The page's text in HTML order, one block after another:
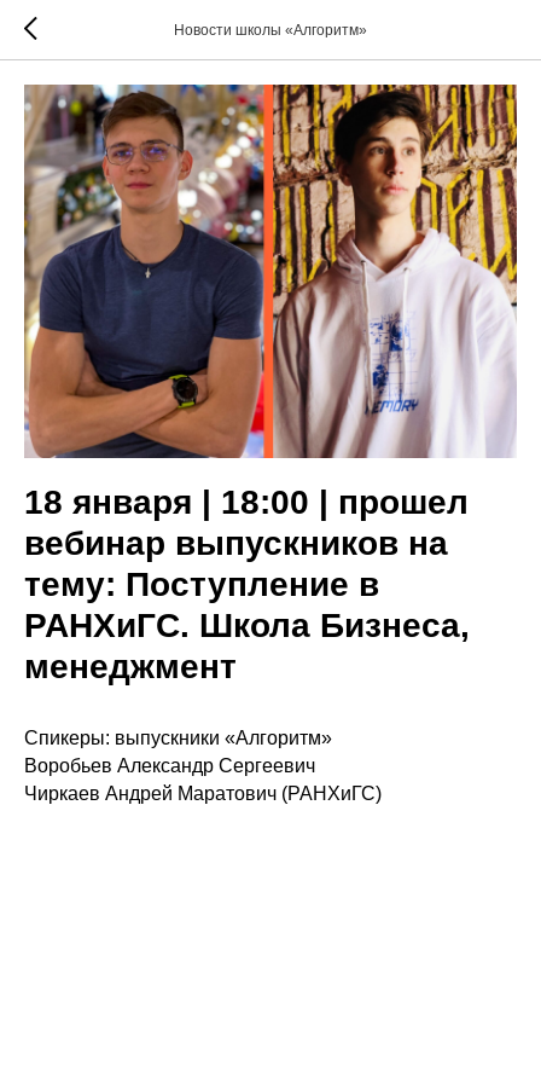
Новости школы «Алгоритм»
18 января | 18:00 | прошел
вебинар выпускников на
тему: Поступление в
РАНХиГС. Школа Бизнеса,
менеджмент
Спикеры: выпускники «Алгоритм»
Воробьев Александр Сергеевич
Чиркаев Андрей Маратович (РАНХиГС)